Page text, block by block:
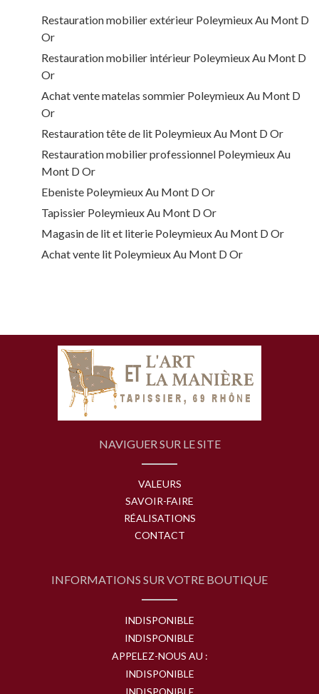
Restauration mobilier extérieur Poleymieux Au Mont D
Or
Restauration mobilier intérieur Poleymieux Au Mont D
Or
Achat vente matelas sommier Poleymieux Au Mont D
Or
Restauration tête de lit Poleymieux Au Mont D Or
Restauration mobilier professionnel Poleymieux Au
Mont D Or
Ebeniste Poleymieux Au Mont D Or
Tapissier Poleymieux Au Mont D Or
Magasin de lit et literie Poleymieux Au Mont D Or
Achat vente lit Poleymieux Au Mont D Or
NAVIGUER SUR LE SITE
VALEURS
SAVOIR-FAIRE
RÉALISATIONS
CONTACT
INFORMATIONS SUR VOTRE BOUTIQUE
INDISPONIBLE
INDISPONIBLE
APPELEZ-NOUS AU :
INDISPONIBLE
INDISPONIBLE